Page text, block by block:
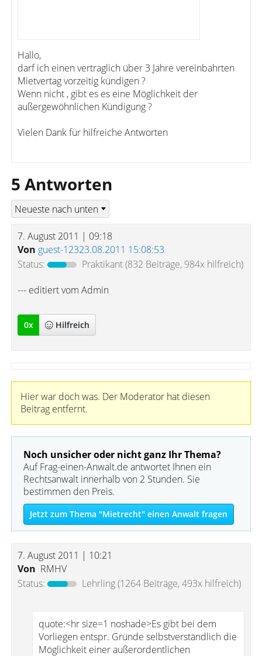
Hallo,
darf ich einen vertraglich über 3 Jahre vereinbahrten
Mietvertag vorzeitig kündigen ?
Wenn nicht , gibt es es eine Möglichkeit der
außergewöhnlichen Kündigung ?
Vielen Dank für hilfreiche Antworten
5 Antworten
7. August 2011 | 09:18
Von guest-12323.08.2011 15:08:53
Status:
Praktikant(832 Beiträge, 984x hilfreich)
--- editiert vom Admin
0x Hilfreich
Hier war doch was. Der Moderator hat diesen
Beitrag entfernt.
Noch unsicher oder nicht ganz Ihr Thema?
Auf Frag-einen-Anwalt.de antwortet Ihnen ein
Rechtsanwalt innerhalb von 2 Stunden. Sie
bestimmen den Preis.
Jetzt zum Thema "Mietrecht" einen Anwalt fragen
7. August 2011 | 10:21
Von RMHV
Status:
Lehrling(1264 Beiträge, 493x hilfreich)
quote:<hr size=1 noshade>Es gibt bei dem
Vorliegen entspr. Gründe selbstverständlich die
Möglichkeit einer außerordentlichen